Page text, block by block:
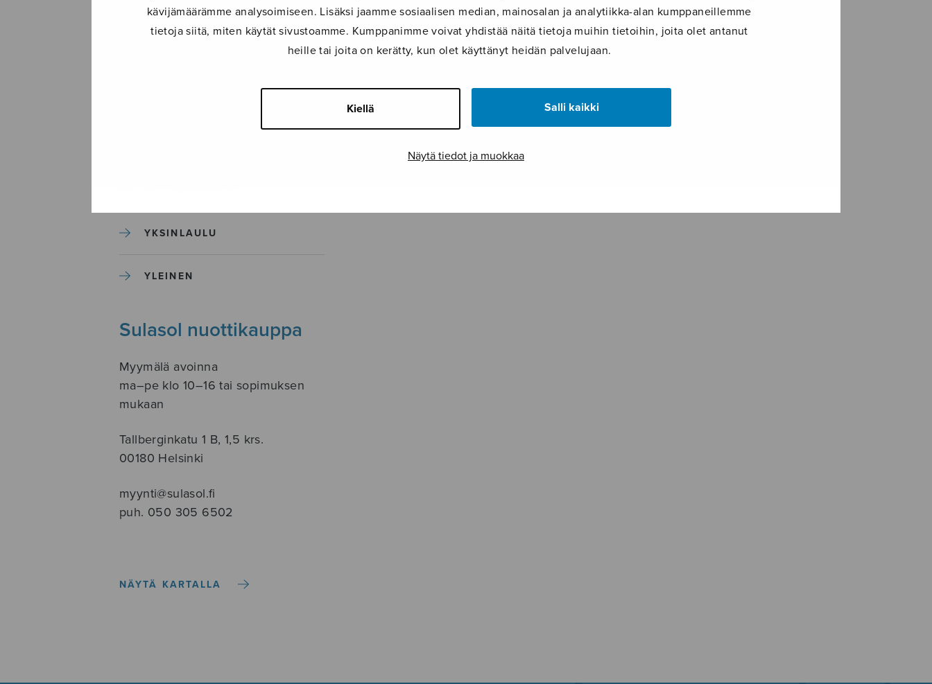
kävijämäärämme analysoimiseen. Lisäksi jaamme sosiaalisen median, mainosalan ja analytiikka-alan kumppaneillemme
tietoja siitä, miten käytät sivustoamme. Kumppanimme voivat yhdistää näitä tietoja muihin tietoihin, joita olet antanut
heille tai joita on kerätty, kun olet käyttänyt heidän palvelujaan.
Kiellä Salli kaikki
Näytä tiedot ja muokkaa
MUUT
YKSINLAULU
YLEINEN
Sulasol nuottikauppa
Myymälä avoinna
ma–pe klo 10–16 tai sopimuksen
mukaan
Tallberginkatu 1 B, 1,5 krs.
00180 Helsinki
myynti@sulasol.fi
puh. 050 305 6502
NÄYTÄ KARTALLA